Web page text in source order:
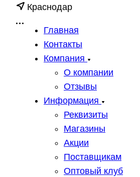
Краснодар
Главная
Контакты
Компания
О компании
Отзывы
Информация
Реквизиты
Магазины
Акции
Поставщикам
Оптовый клуб